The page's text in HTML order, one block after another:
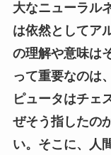
大なニューラル
は依然としてア
の理解や意味は
って重要なのは
ピュータはチェ
ぜそう指したの
い。そこに、人